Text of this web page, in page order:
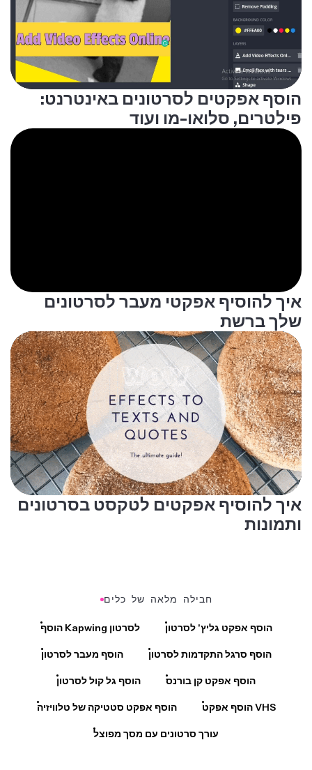
הוסף אפקטים לסרטונים באינטרנט:
פילטרים, סלואו-מו ועוד
איך להוסיף אפקטי מעבר לסרטונים
שלך ברשת
איך להוסיף אפקטים לטקסט בסרטונים
ותמונות
חבילה מלאה של כלים
הוסף Kapwing לסרטון הוסף אפקט גליץ' לסרטון
הוסף מעבר לסרטון הוסף סרגל התקדמות לסרטון
הוסף גל קול לסרטון הוסף אפקט קן בורנס
הוסף אפקט סטטיקה של טלוויזיה הוסף אפקט VHS
עורך סרטונים עם מסך מפוצל